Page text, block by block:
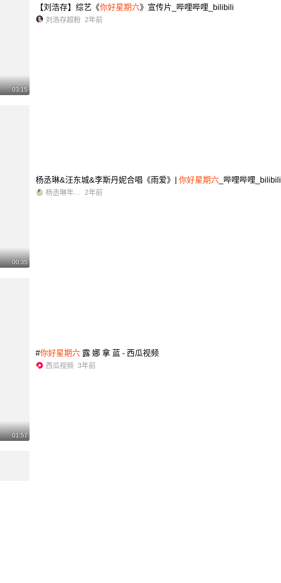
03:15
【刘浩存】综艺《你好星期六》宣传片_哔哩哔哩_bilibili
刘浩存超粉 2年前
00:35
杨丞琳&汪东城&李斯丹妮合唱《雨爱》|你好星期六 _哔哩哔哩_bilibili
杨丞琳年轮站 2年前
01:57
#你好星期六 露 娜 拿 蓝 - 西瓜视频
西瓜视频 3年前